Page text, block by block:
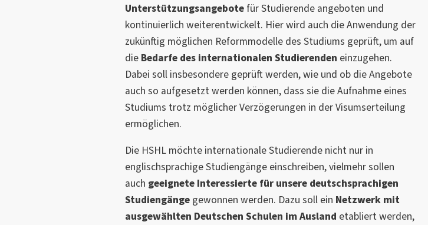
Unterstützungsangebotefür Studierende angeboten und
kontinuierlich weiterentwickelt. Hier wird auch die Anwendung der
zukünftig möglichen Reformmodelle des Studiums geprüft, um auf
die Bedarfe des internationalen Studierenden einzugehen.
Dabei soll insbesondere geprüft werden, wie und ob die Angebote
auch so aufgesetzt werden können, dass sie die Aufnahme eines
Studiums trotz möglicher Verzögerungen in der Visumserteilung
ermöglichen.
Die HSHL möchte internationale Studierende nicht nur in
englischsprachige Studiengänge einschreiben, vielmehr sollen
auch geeignete Interessierte für unsere deutschsprachigen
Studiengängegewonnen werden. Dazu soll ein Netzwerk mit
ausgewählten Deutschen Schulen im Ausland etabliert werden,